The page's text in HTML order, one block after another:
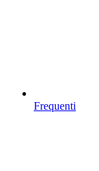
Frequenti